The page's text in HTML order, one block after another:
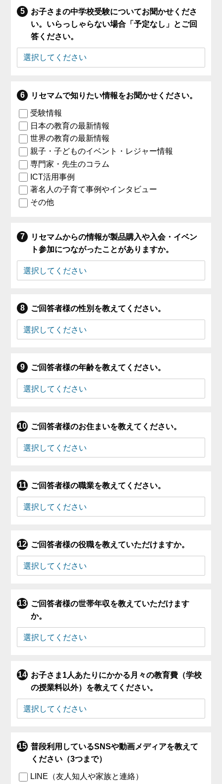
お子さまの中学校受験についてお聞かせくださ
い。いらっしゃらない場合「予定なし」とご回
答ください。
リセマムで知りたい情報をお聞かせください。
受験情報
日本の教育の最新情報
世界の教育の最新情報
親子・子どものイベント・レジャー情報
専門家・先生のコラム
ICT活用事例
著名人の子育て事例やインタビュー
その他
リセマムからの情報が製品購入や入会・イベン
ト参加につながったことがありますか。
ご回答者様の性別を教えてください。
ご回答者様の年齢を教えてください。
ご回答者様のお住まいを教えてください。
ご回答者様の職業を教えてください。
ご回答者様の役職を教えていただけますか。
ご回答者様の世帯年収を教えていただけます
か。
お子さま1人あたりにかかる月々の教育費（学校
の授業料以外）を教えてください。
普段利用しているSNSや動画メディアを教えて
ください（3つまで）
LINE（友人知人や家族と連絡）